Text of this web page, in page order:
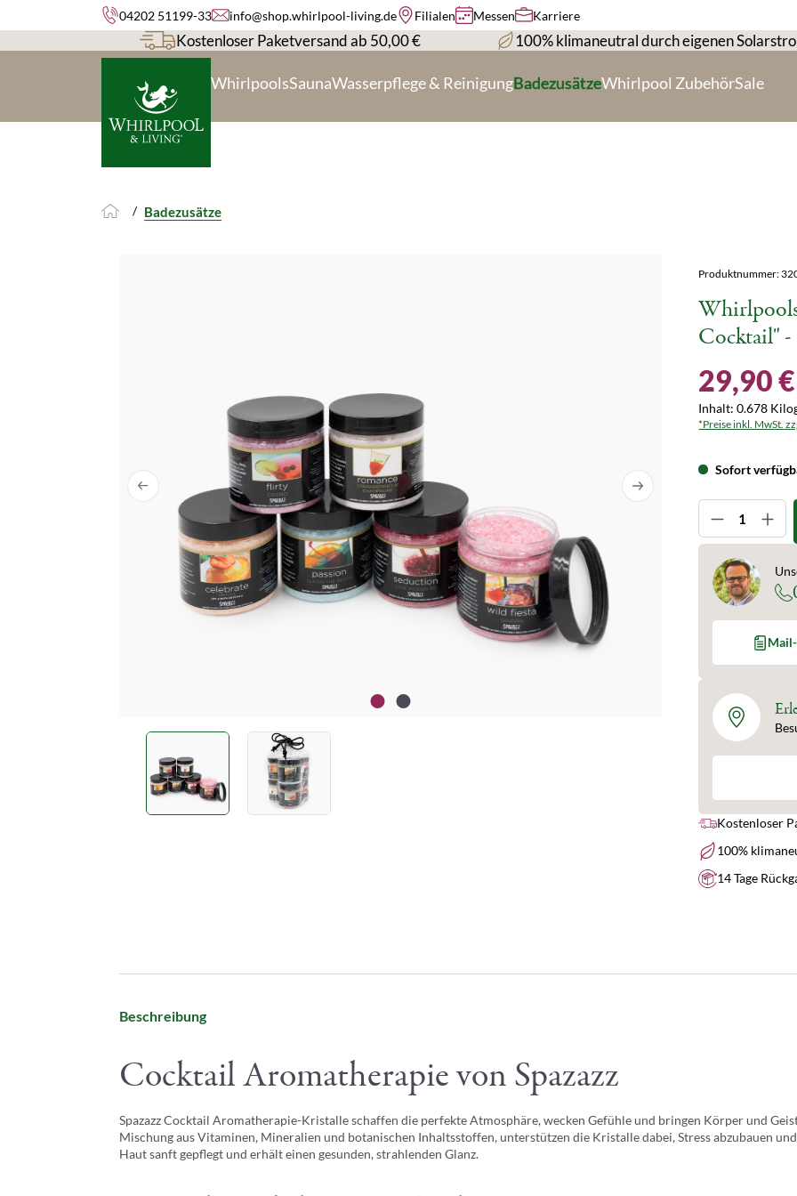
Zur Hauptnavigation springen
04202 51199-33 info@shop.whirlpool-living.de Filialen Messen Karriere
Kostenloser Paketversand ab 50,00 € 100% klimaneutral durch eigenen
WhirlpoolsSaunaWasserpflege & ReinigungBadezusätzeWhirlpool ZubehörSale
/ Badezusätze
Produktnummer:
Cocktail" -
29,90 €
Inhalt:0.678
*Preise inkl. MwSt.
Sofort
Produkt
Kostenloser
100%
14 Tage
Beschreibung
Cocktail Aromatherapie von Spazazz
Spazazz Cocktail Aromatherapie-Kristalle schaffen die perfekte Atmosphäre, wecken Gefühle und bringen Körper und
Mischung aus Vitaminen, Mineralien und botanischen Inhaltsstoffen, unterstützen die Kristalle dabei, Stress abzubauen
Haut sanft gepflegt und erhält einen gesunden, strahlenden Glanz.